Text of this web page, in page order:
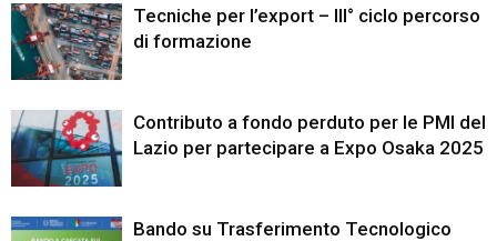
Tecniche per l’export – III° ciclo percorso
di formazione
Contributo a fondo perduto per le PMI del
Lazio per partecipare a Expo Osaka 2025
Bando su Trasferimento Tecnologico